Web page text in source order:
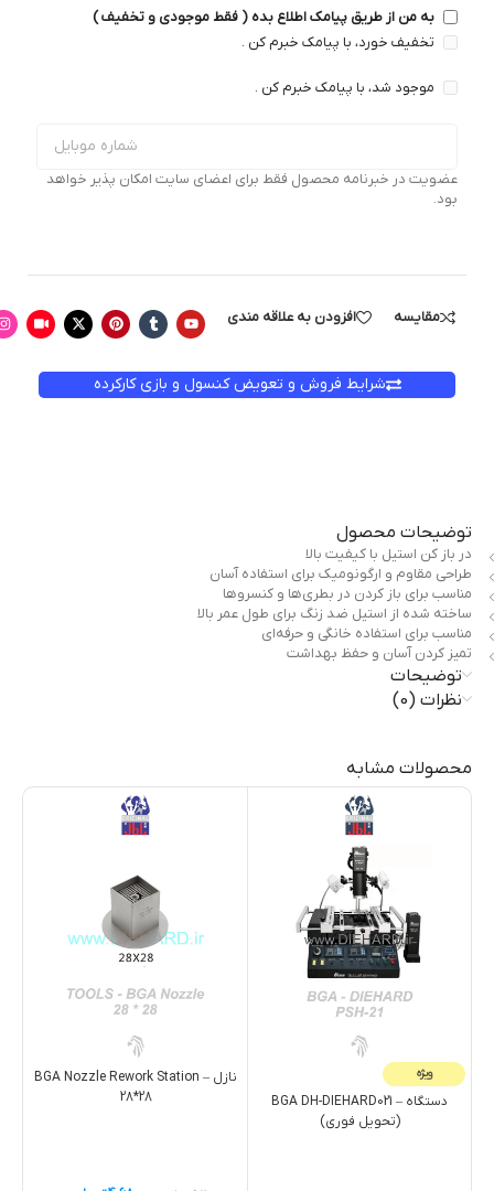
به من از طریق پیامک اطلاع بده ( فقط موجودی و تخفیف )
تخفیف خورد، با پیامک خبرم کن .
موجود شد، با پیامک خبرم کن .
عضویت در خبرنامه محصول فقط برای اعضای سایت امکان پذیر خواهد
بود.
مقایسه افزودن به علاقه مندی
شرایط فروش و تعویض کنسول و بازی کارکرده
توضیحات محصول
در باز کن استیل با کیفیت بالا
طراحی مقاوم و ارگونومیک برای استفاده آسان
مناسب برای باز کردن در بطری‌ها و کنسروها
ساخته شده از استیل ضد زنگ برای طول عمر بالا
مناسب برای استفاده خانگی و حرفه‌ای
تمیز کردن آسان و حفظ بهداشت
توضیحات
نظرات (0)
محصولات مشابه
ویژه
دستگاه – BGA DH-DIEHARD021
(تحویل فوری)
نازل – BGA Nozzle Rework Station
28*28